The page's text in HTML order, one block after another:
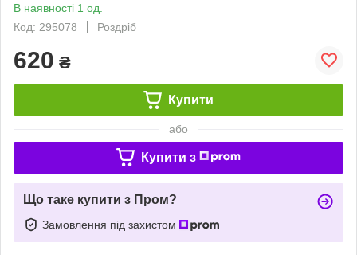
В наявності 1 од.
Код: 295078
Роздріб
620 ₴
Купити
або
Купити з
Що таке купити з Пром?
Замовлення під захистом